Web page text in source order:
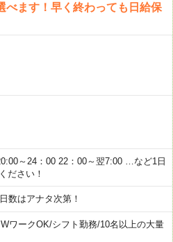
べます！早く終わっても日給保
～24：00 22：00～翌7:00 …など1日
ださい！
はアナタ次第！
ワークOK/シフト勤務/10名以上の大量